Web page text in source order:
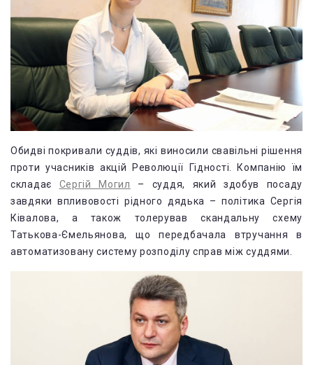
Обидві покривали суддів, які виносили свавільні рішення
проти учасників акцій Революції Гідності. Компанію їм
складає Сергій Могил
– суддя, який здобув посаду
завдяки впливовості рідного дядька – політика Сергія
Ківалова, а також толерував скандальну схему
Татькова-Ємельянова, що передбачала втручання в
автоматизовану систему розподілу справ між суддями.